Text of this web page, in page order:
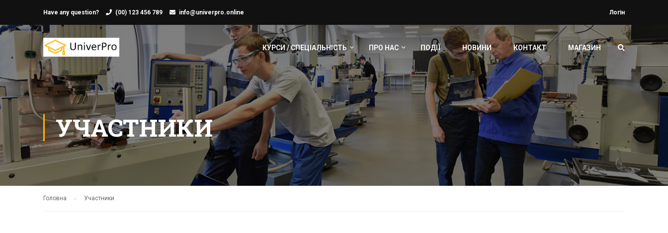
Have any question? (00) 123 456 789 info@univerpro.online Логін
КУРСИ / СПЕЦІАЛЬНІСТЬ ПРО НАС ПОДІЇ НОВИНИ КОНТАКТ МАГАЗИН
УЧАСТНИКИ
Головна Участники